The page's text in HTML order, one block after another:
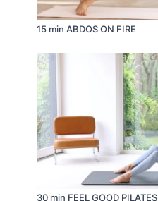
15 min ABDOS ON FIRE
30 min FEEL GOOD PILATES